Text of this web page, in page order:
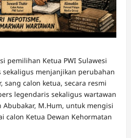
pemilihan Ketua PWI Sulawesi
sekaligus menjanjikan perubahan
sang calon ketua, secara resmi
legendaris sekaligus wartawan
Abubakar, M.Hum, untuk mengisi
calon Ketua Dewan Kehormatan